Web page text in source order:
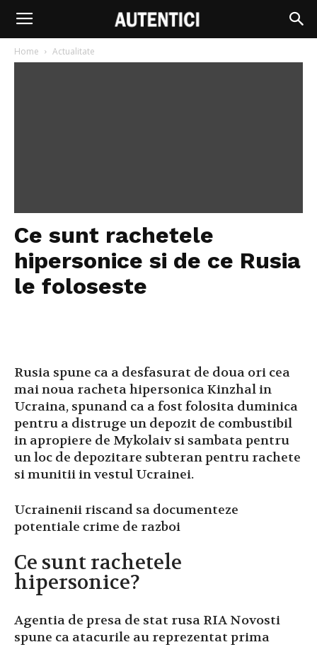
Home Actualitate
Ce sunt rachetele
hipersonice si de ce Rusia
le foloseste
Rusia spune ca a desfasurat de doua ori cea
mai noua racheta hipersonica Kinzhal in
Ucraina, spunand ca a fost folosita duminica
pentru a distruge un depozit de combustibil
in apropiere de Mykolaiv si sambata pentru
un loc de depozitare subteran pentru rachete
si munitii in vestul Ucrainei.
Ucrainenii riscand sa documenteze
potentiale crime de razboi
Ce sunt rachetele
hipersonice?
Agentia de presa de stat rusa RIA Novosti
spune ca atacurile au reprezentat prima